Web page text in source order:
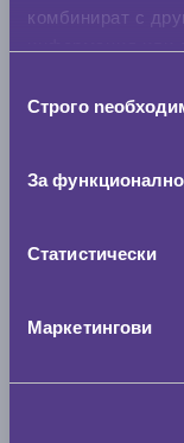
комбинират с
наСтрого
За
Статистически
Маркетингови